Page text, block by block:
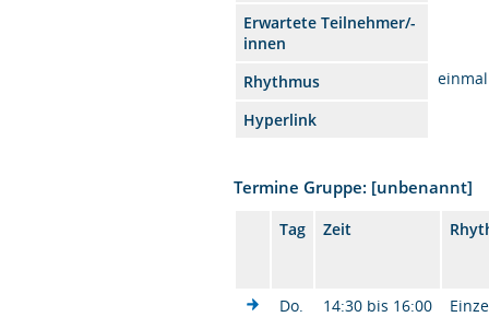
Erwartete Teilnehmer/-
innen
Rhythmus
Hyperlink
Termine Gruppe: [unbenannt]
Tag Zeit
Do. 14:30 bis 16:00